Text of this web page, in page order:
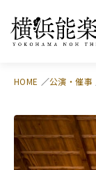
HOME 公演・催事